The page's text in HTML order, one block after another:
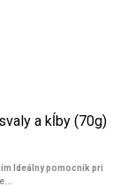
a kĺby (70g)
Ideálny pomocník pri